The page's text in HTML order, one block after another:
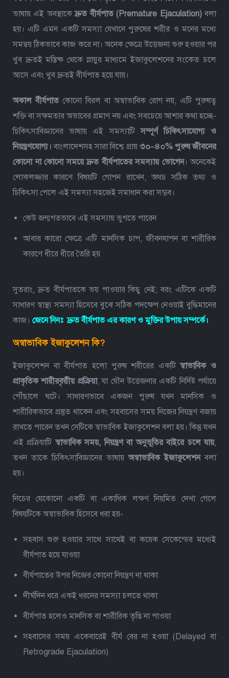
ভাষায় এই অবস্থাকেদ্রুত বীর্যপাত (Premature Ejaculation)বলা
হয়। এটি এমন একটি সমস্যা যেখানে পুরুষের শরীর ও মনের মধ্যে
সমন্বয় ঠিকভাবে কাজ করে না। অনেক ক্ষেত্রে উত্তেজনা শুরু হওয়ার পর
খুব দ্রুতই মস্তিষ্ক থেকে স্নায়ুর মাধ্যমে ইজাকুলেশনের সংকেত চলে
আসে এবং খুব দ্রুতই বীর্যপাত হয়ে যায়।
অকাল বীর্যপাত কোনো বিরল বা অস্বাভাবিক রোগ নয়, এটি পুরুষত্ব
শক্তি বা সক্ষমতার অভাবের প্রমাণ নয় এবং সবচেয়ে আশার কথা হচ্ছে-
চিকিৎসাবিজ্ঞানের ভাষায় এই সমস্যাটিসম্পূর্ণ চিকিৎসাযোগ্য ও
নিয়ন্ত্রণযোগ্য।বাংলাদেশসহ সারা বিশ্বে প্রায় ৩০–৪০% পুরুষ জীবনের
কোনো না কোনো সময়ে দ্রুত বীর্যপাতের সমস্যায় ভোগেন। অনেকেই
লোকলজ্জার কারণে বিষয়টি গোপন রাখেন, অথচ সঠিক তথ্য ও
চিকিৎসা পেলে এই সমস্যা সহজেই সমাধান করা সম্ভব।
কেউ জন্মগতভাবে এই সমস্যায় ভুগতে পারেন
আবার কারো ক্ষেত্রে এটি মানসিক চাপ, জীবনযাপন বা শারীরিক
কারণে ধীরে ধীরে তৈরি হয়
সুতরাং, দ্রুত বীর্যপাতকে ভয় পাওয়ার কিছু নেই; বরং এটিকে একটি
সাধারণ স্বাস্থ্য সমস্যা হিসেবে বুঝে সঠিক পদক্ষেপ নেওয়াই বুদ্ধিমানের
কাজ। জেনে নিনঃদ্রুত বীর্যপাত এর কারণ ও মুক্তির উপায় সম্পর্কে।
অস্বাভাবিক ইজাকুলেশন কি?
ইজাকুলেশন বা বীর্যপাত হলো পুরুষ শরীরের একটিস্বাভাবিক ও
প্রাকৃতিক শারীরবৃত্তীয় প্রক্রিয়া, যা যৌন উত্তেজনার একটি নির্দিষ্ট পর্যায়ে
পৌঁছালে ঘটে। সাধারণভাবে একজন পুরুষ যখন মানসিক ও
শারীরিকভাবে প্রস্তুত থাকেন এবং সহবাসের সময় নিজের নিয়ন্ত্রণ বজায়
রাখতে পারেন তখন সেটিকে স্বাভাবিক ইজাকুলেশন বলা হয়।কিন্তু যখন
এই প্রক্রিয়াটিস্বাভাবিক সময়, নিয়ন্ত্রণ বা অনুভূতির বাইরে চলে যায়,
তখন তাকে চিকিৎসাবিজ্ঞানের ভাষায়অস্বাভাবিক ইজাকুলেশনবলা
হয়।
নিচের যেকোনো একটি বা একাধিক লক্ষণ নিয়মিত দেখা গেলে
বিষয়টিকে অস্বাভাবিক হিসেবে ধরা হয়-
সহবাস শুরু হওয়ার সাথে সাথেই বা কয়েক সেকেন্ডের মধ্যেই
বীর্যপাত হয়ে যাওয়া
বীর্যপাতের উপর নিজের কোনো নিয়ন্ত্রণ না থাকা
দীর্ঘদিন ধরে একই ধরনের সমস্যা চলতে থাকা
বীর্যপাত হলেও মানসিক বা শারীরিক তৃপ্তি না পাওয়া
সহবাসের সময় একেবারেই বীর্য বের না হওয়া (Delayed বা
Retrograde Ejaculation)